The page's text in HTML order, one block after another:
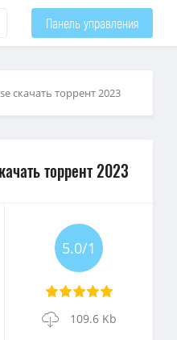
Панель управления
скачать торрент 2023
торрент 2023
5.0/1
109.6 Kb